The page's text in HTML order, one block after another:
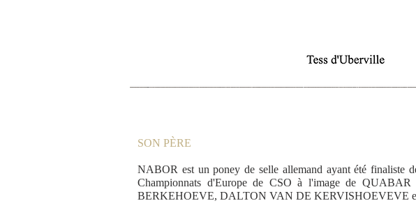
SON PÈRE
NABOR est un poney de selle allemand ayant été finaliste
Championnats d'Europe de CSO à l'image de
BERKEHOEVE, DALTON VAN DE KERVISHOEVEVE